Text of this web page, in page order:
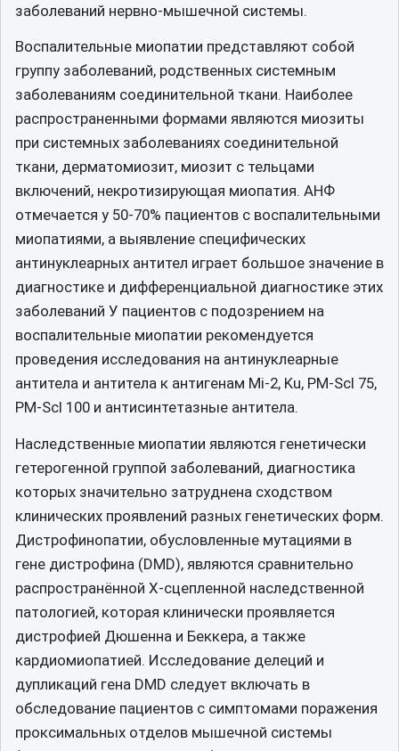
заболеваний нервно-мышечной системы.
Воспалительные миопатии представляют собой
группу заболеваний, родственных системным
заболеваниям соединительной ткани. Наиболее
распространенными формами являются миозиты
при системных заболеваниях соединительной
ткани, дерматомиозит, миозит с тельцами
включений, некротизирующая миопатия. АНФ
отмечается у 50-70% пациентов с воспалительными
миопатиями, а выявление специфических
антинуклеарных антител играет большое значение в
диагностике и дифференциальной диагностике этих
заболеваний У пациентов с подозрением на
воспалительные миопатии рекомендуется
проведения исследования на антинуклеарные
антитела и антитела к антигенам Мi-2, Ku, PM-Scl 75,
PM-Scl 100 и антисинтетазные антитела.
Наследственные миопатии являются генетически
гетерогенной группой заболеваний, диагностика
которых значительно затруднена сходством
клинических проявлений разных генетических форм.
Дистрофинопатии, обусловленные мутациями в
гене дистрофина (DMD), являются сравнительно
распространённой Х-сцепленной наследственной
патологией, которая клинически проявляется
дистрофией Дюшенна и Беккера, а также
кардиомиопатией. Исследование делеций и
дупликаций гена DMD следует включать в
обследование пациентов с симптомами поражения
проксимальных отделов мышечной системы